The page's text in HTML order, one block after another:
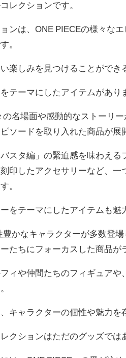
レクションです。
ンは、ONE PIECEの様々な
。
楽しみを見つけることができ
テーマにしたアイテムがあり
の名場面や感動的なストーリ
ソードを取り入れた商品が展
スタ編」の緊迫感を味わえる
印したアクセサリーなど、一
。
をテーマにしたアイテムも魅
豊かなキャラクターが多数登
たちにフォーカスした商品が
ィや仲間たちのフィギュア
キャラクターの個性や魅力を
クションはただのグッズでは